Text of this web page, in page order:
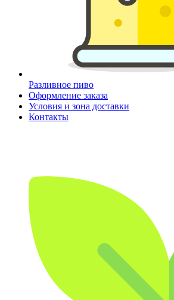
Разливное пиво
Оформление заказа
Условия и зона доставки
Контакты